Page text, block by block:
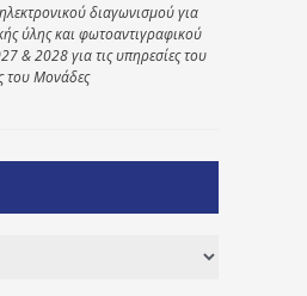
διαγωνισμού για
ύλης και φωτοαντιγραφικού
& 2028 για τις υπηρεσίες του
του Μονάδες